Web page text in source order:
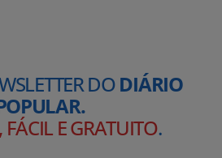
DODIÁRIO
FÁCIL E GRATUITO.